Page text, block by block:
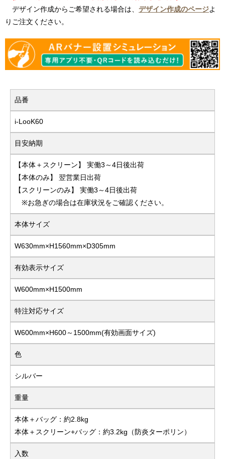
デザイン作成からご希望される場合は、 デザイン作成のページよ
りご注文ください。
品番
i-LooK60
目安納期
【本体＋スクリーン】 実働3～4日後出荷
【本体のみ】 翌営業日出荷
【スクリーンのみ】 実働3～4日後出荷
※お急ぎの場合は在庫状況をご確認ください。
本体サイズ
W630mm×H1560mm×D305mm
有効表示サイズ
W600mm×H1500mm
特注対応サイズ
W600mm×H600～1500mm(有効画面サイズ)
色
シルバー
重量
本体＋バッグ：約2.8kg
本体＋スクリーン+バッグ：約3.2kg（防炎ターポリン）
入数